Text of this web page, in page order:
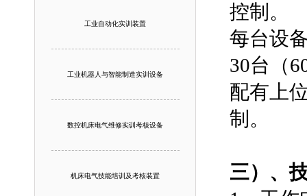
工业自动化实训装置
工业机器人与智能制造实训设备
数控机床电气维修实训考核设备
机床电气技能培训及考核装置
控制。
每台设
30台（
配有上
制。
三）、